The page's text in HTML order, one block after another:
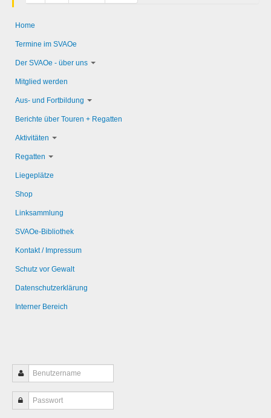
Home
Termine im SVAOe
Der SVAOe - über uns
Mitglied werden
Aus- und Fortbildung
Berichte über Touren + Regatten
Aktivitäten
Regatten
Liegeplätze
Shop
Linksammlung
SVAOe-Bibliothek
Kontakt / Impressum
Schutz vor Gewalt
Datenschutzerklärung
Interner Bereich